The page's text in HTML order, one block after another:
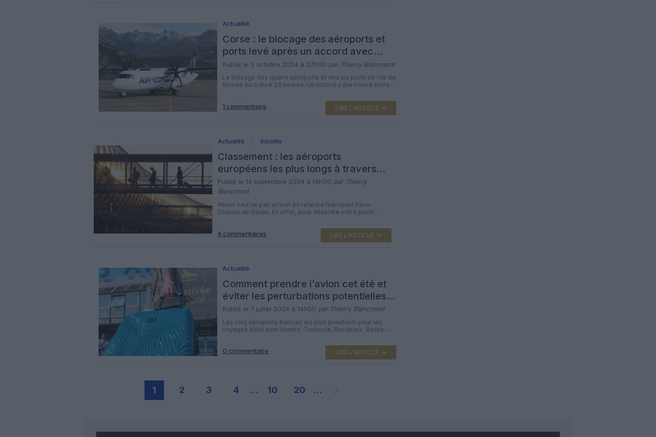
Actualité
Corse : le blocage des aéroports et
ports levé après un accord avec
l’Etat
Publié le 5 octobre 2024 à 07h00 par Thierry Blancmont
Le blocage des quatre aéroports et des six ports de l’île de
Beauté aura duré 24 heures. Un accord a été trouvé entre
travailleurs corses (STC). «Le président Simeoni [du
conseil exécutif corse, ndlr] a trouvé un accord avec la
1 commentaire LIRE L'ARTICLE
Actualité Insolite
Classement : les aéroports
européens les plus longs à traverser
pour embarquer
Publié le 14 septembre 2024 à 14h00 par Thierry
Blancmont
Mieux vaut ne pas arriver en retard à l’aéroport Paris-
Charles de Gaulle. En effet, pour atteindre votre porte
2,35 kilomètres à parcourir depuis l’entrée de la salle de
départ à la porte d’embarquement. C’est ce que révèle une
récente étude de Parkos, site de réservation de places de
8 commentaires LIRE L'ARTICLE
Actualité
Comment prendre l’avion cet été et
éviter les perturbations potentielles,
selon AirHelp
Publié le 7 juillet 2024 à 14h00 par Thierry Blancmont
Les cinq aéroports français les plus ponctuels pour les
voyages d’été sont Nantes, Toulouse, Bordeaux, Bastia-
passagers aériens AirHelp. Les aéroports Nice-Côte
d’Azur, Paris-Charles de Gaulle et Figari Sud-Corse sont les
moins ponctuels. Cet été, tous les passagers devront
0 commentaire LIRE L'ARTICLE
1 2 3 4 … 10 20 …